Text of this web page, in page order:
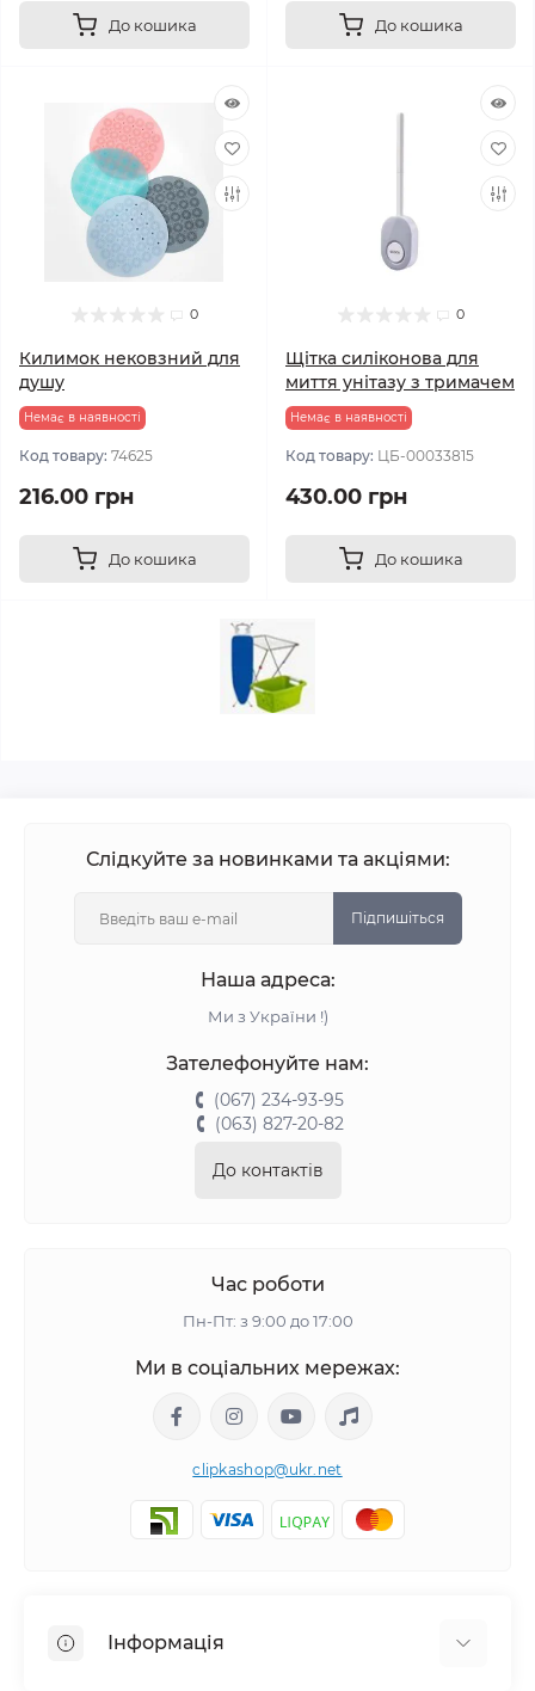
До кошика До кошика
0
Килимок нековзний для
душу
Немає в наявності
Код товару: 74625
216.00 грн
До кошика
0
Щітка силіконова для
миття унітазу з тримачем
Немає в наявності
Код товару: ЦБ-00033815
430.00 грн
До кошика
Слідкуйте за новинками та акціями:
Підпишіться
Наша адреса:
Ми з України !)
Зателефонуйте нам:
(067) 234-93-95
(063) 827-20-82
До контактів
Час роботи
Пн-Пт: з 9:00 до 17:00
Ми в соціальних мережах:
clipkashop@ukr.net
Інформація